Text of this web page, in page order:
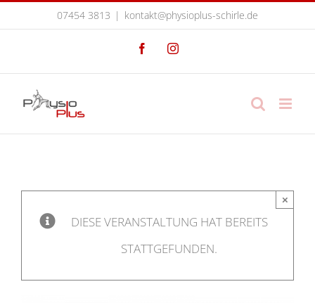
07454 3813 | kontakt@physioplus-schirle.de
FacebookInstagram
DIESE VERANSTALTUNG HAT BEREITS
STATTGEFUNDEN.
×